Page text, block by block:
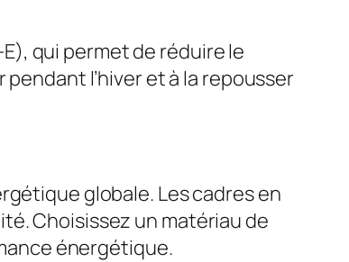
qui permet de réduire le
l’hiver et à la repousser
globale. Les cadres en
Choisissez un matériau de
énergétique.